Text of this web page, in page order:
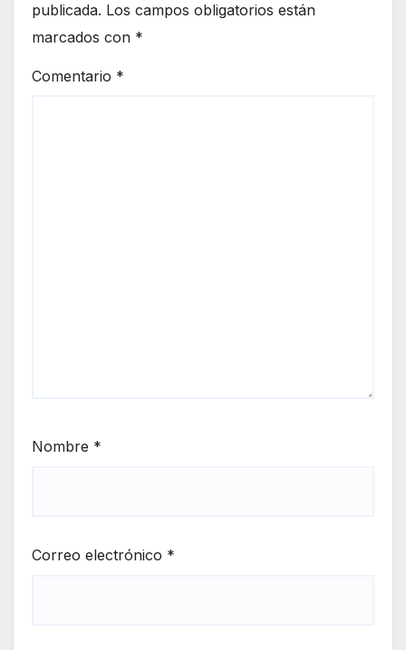
publicada. Los campos obligatorios están
marcados con *
Comentario *
Nombre *
Correo electrónico *